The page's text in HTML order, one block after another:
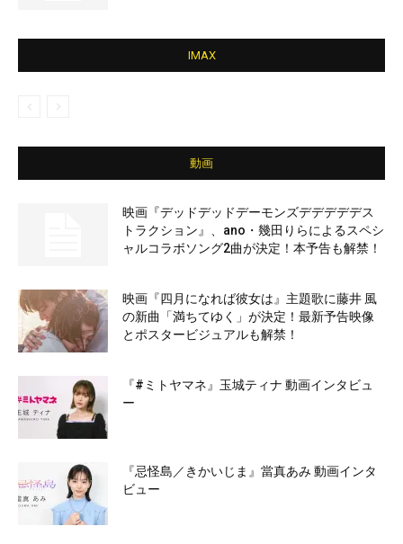
IMAX
動画
映画『デッドデッドデーモンズデデデデデス
トラクション』、ano・幾田りらによるスペシ
ャルコラボソング2曲が決定！本予告も解禁！
映画『四月になれば彼女は』主題歌に藤井 風
の新曲「満ちてゆく」が決定！最新予告映像
とポスタービジュアルも解禁！
『#ミトヤマネ』玉城ティナ 動画インタビュ
ー
『忌怪島／きかいじま』當真あみ 動画インタ
ビュー